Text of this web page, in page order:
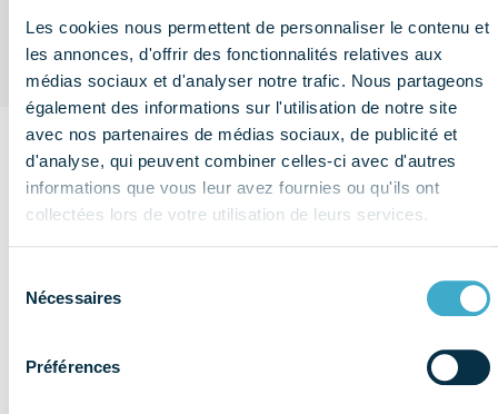
Les cookies nous permettent de personnaliser le contenu et
les annonces, d'offrir des fonctionnalités relatives aux
médias sociaux et d'analyser notre trafic. Nous partageons
également des informations sur l'utilisation de notre site
avec nos partenaires de médias sociaux, de publicité et
d'analyse, qui peuvent combiner celles-ci avec d'autres
informations que vous leur avez fournies ou qu'ils ont
collectées lors de votre utilisation de leurs services.
Nécessaires
Préférences
Sur le
même
Affaires